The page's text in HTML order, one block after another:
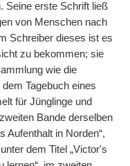
Seine erste Schrift ließ
von Menschen nach
Schreiber dieses ist es
zu bekommen; sie
wie die
Tagebuch eines
für Jünglinge und
Bande derselben
Aufenthalt in Norden“,
dem Titel „Victor's